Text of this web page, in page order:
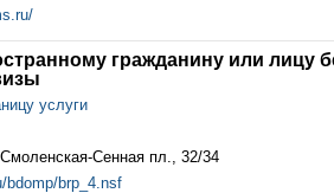
гражданину или
услуги
Сенная пл., 32/34
bdomp/brp_4.nsf